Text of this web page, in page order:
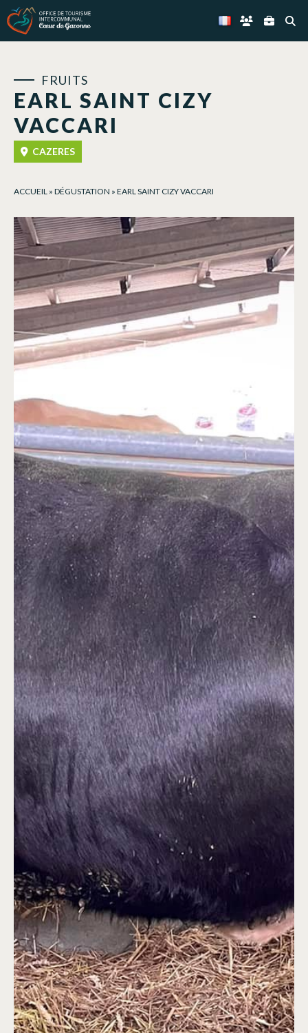
EARL SAINT CIZY
VACCARI
FRUITS
CAZERES
ACCUEIL » DÉGUSTATION » EARL SAINT CIZY VACCARI
Panneau de gestion des cookies